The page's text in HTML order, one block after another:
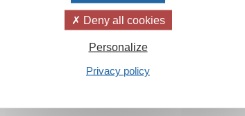
Deny all cookies
Personalize
Privacy policy